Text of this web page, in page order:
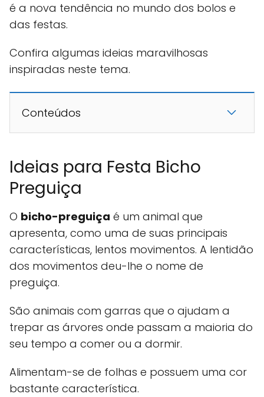
é a nova tendência no mundo dos bolos e
das festas.
Confira algumas ideias maravilhosas
inspiradas neste tema.
Conteúdos
Ideias para Festa Bicho
Preguiça
O bicho-preguiça é um animal que
apresenta, como uma de suas principais
características, lentos movimentos. A lentidão
dos movimentos deu-lhe o nome de
preguiça.
São animais com garras que o ajudam a
trepar as árvores onde passam a maioria do
seu tempo a comer ou a dormir.
Alimentam-se de folhas e possuem uma cor
bastante característica.